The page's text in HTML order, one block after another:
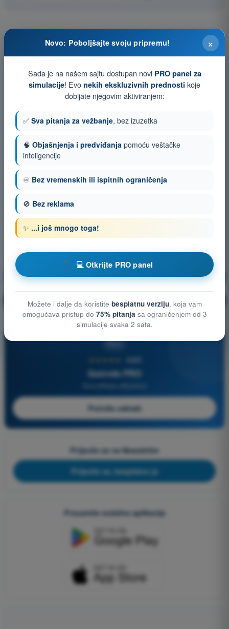
Meteorologija Vežbanje!
🔒 PRO Objašnjenje pitanja
4,6/5
Quizvds PRO
Počnite odmah
Prijavite se na Newsletter
Prijavite se, besplatno je
Preuzmite mobilne aplikacije
×
Novo: Poboljšajte svoju pripremu!
Sada je na našem sajtu dostupan novi PRO panel za
simulacije! Evo nekih ekskluzivnih prednosti koje
dobijate njegovim aktiviranjem:
✅ Sva pitanja za vežbanje, bez izuzetka
🧠 Objašnjenja i predviđanja pomoću veštačke
inteligencije
♾️ Bez vremenskih ili ispitnih ograničenja
🚫 Bez reklama
✨ ...i još mnogo toga!
💻 Otkrijte PRO panel
Možete i dalje da koristite besplatnu verziju, koja vam
omogućava pristup do 75% pitanja sa ograničenjem od 3
simulacije svaka 2 sata.